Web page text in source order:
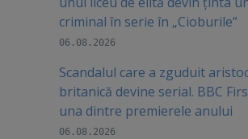
criminal în serie în „Cioburile”
06.08.2026
Scandalul care a zguduit
britanică devine serial. BBC
una dintre premierele anului
06.08.2026